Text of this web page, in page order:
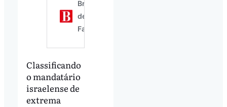
Classificando
o mandatário
israelense de
extrema